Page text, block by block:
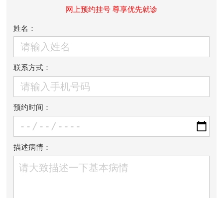
网上预约挂号 尊享优先就诊
姓名：
联系方式：
预约时间：
描述病情：